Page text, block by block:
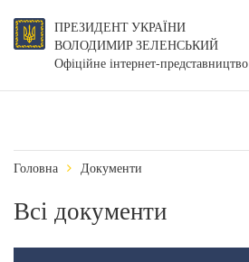
ПРЕЗИДЕНТ УКРАЇНИ
ВОЛОДИМИР ЗЕЛЕНСЬКИЙ
Офіційне інтернет-представництво
Головна Документи
Всі документи